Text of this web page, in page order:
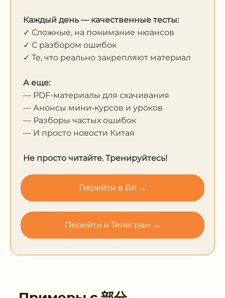
Каждый день — качественные тесты:
✓ Сложные, на понимание нюансов
✓ С разбором ошибок
✓ Те, что реально закрепляют материал
А еще:
— PDF-материалы для скачивания
— Анонсы мини-курсов и уроков
— Разборы частых ошибок
— И просто новости Китая
Не просто читайте. Тренируйтесь!
Перейти в ВК →
Перейти в Телеграм →